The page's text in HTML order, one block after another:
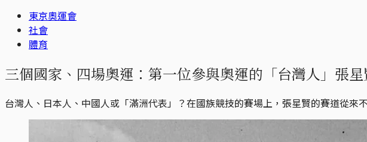
東京奧運會
社會
體育
三個國家、四場奧運：第一位參與奧運的「台灣人」張星
台灣人、日本人、中國人或「滿洲代表」？在國族競技的賽場上，張星賢的賽道從來